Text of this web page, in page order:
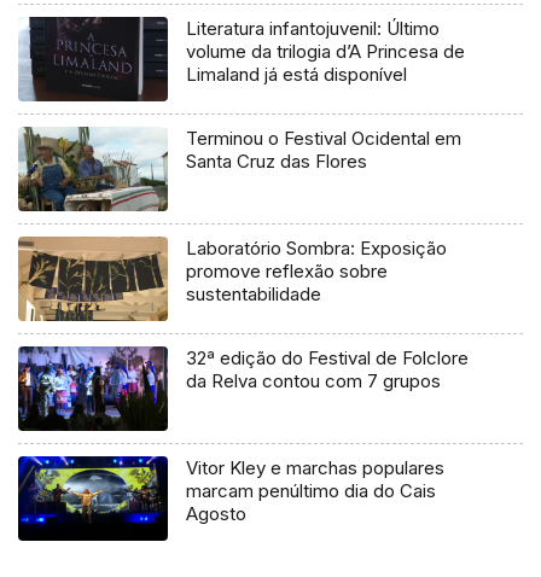
Literatura infantojuvenil: Último
volume da trilogia d’A Princesa de
Limaland já está disponível
Terminou o Festival Ocidental em
Santa Cruz das Flores
Laboratório Sombra: Exposição
promove reflexão sobre
sustentabilidade
32ª edição do Festival de Folclore
da Relva contou com 7 grupos
Vitor Kley e marchas populares
marcam penúltimo dia do Cais
Agosto